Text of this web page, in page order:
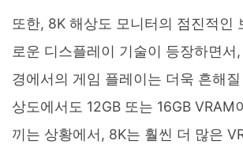
또한, 8K 해상도 모니터의 점진적인
로운 디스플레이 기술이 등장하면서
경에서의 게임 플레이는 더욱 흔해
상도에서도 12GB 또는 16GB VRAM
끼는 상황에서, 8K는 훨씬 더 많은